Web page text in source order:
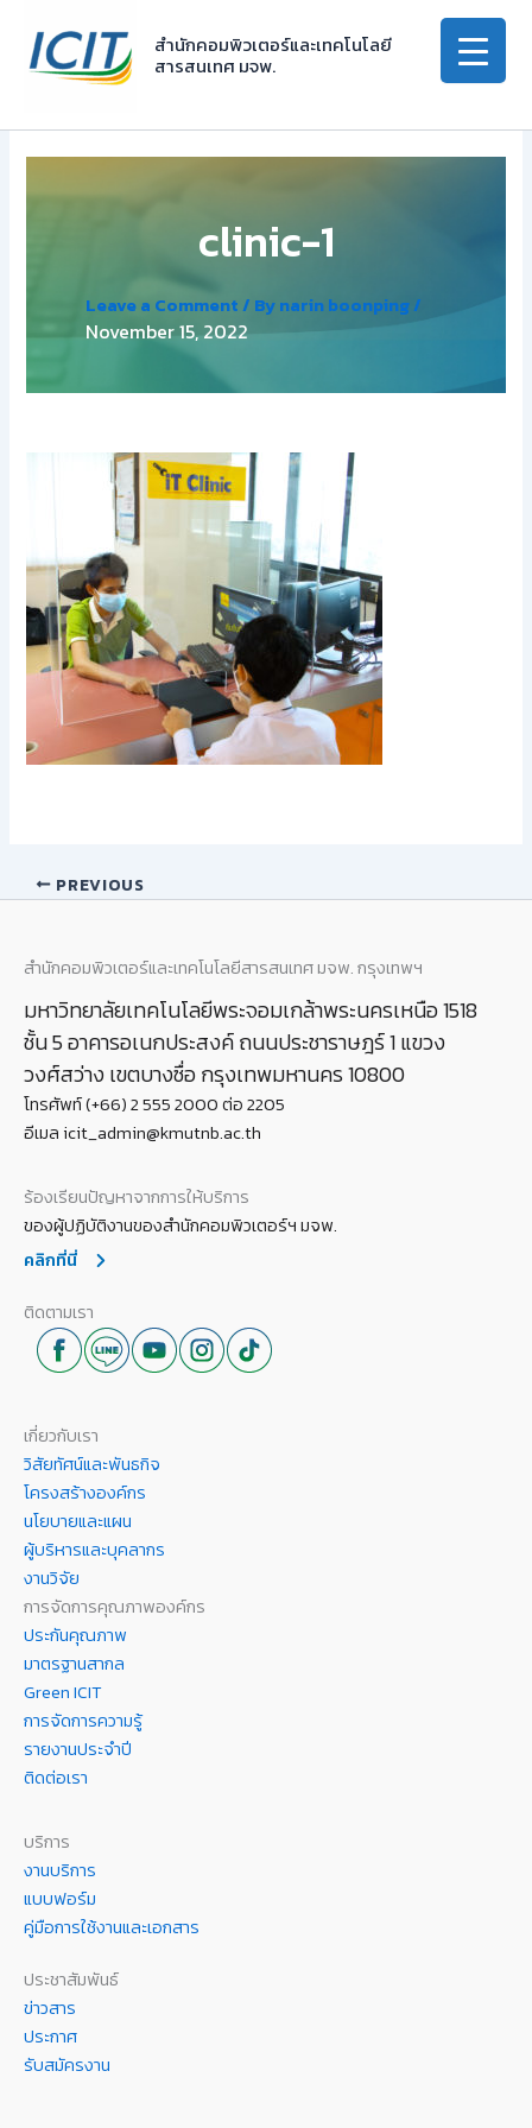
content
สำนักคอมพิวเตอร์และเทคโนโลยี
สารสนเทศ มจพ.
clinic-1
Leave a Comment / Bynarin boonping/
November 15, 2022
PREVIOUS
สำนักคอมพิวเตอร์และเทคโนโลยีสารสนเทศ มจพ. กรุงเทพฯ
มหาวิทยาลัยเทคโนโลยีพระจอมเกล้าพระนครเหนือ 1518
ชั้น 5 อาคารอเนกประสงค์ ถนนประชาราษฎร์ 1 แขวง
วงศ์สว่าง เขตบางซื่อ กรุงเทพมหานคร 10800
โทรศัพท์ (+66) 2 555 2000 ต่อ 2205
อีเมล icit_admin@kmutnb.ac.th
ร้องเรียนปัญหาจากการให้บริการ
ของผู้ปฏิบัติงานของสำนักคอมพิวเตอร์ฯ มจพ.
คลิกที่นี่
ติดตามเรา
เกี่ยวกับเรา
วิสัยทัศน์และพันธกิจ
โครงสร้างองค์กร
นโยบายและแผน
ผู้บริหารและบุคลากร
งานวิจัย
การจัดการคุณภาพองค์กร
ประกันคุณภาพ
มาตรฐานสากล
Green ICIT
การจัดการความรู้
รายงานประจำปี
ติดต่อเรา
บริการ
งานบริการ
แบบฟอร์ม
คู่มือการใช้งานและเอกสาร
ประชาสัมพันธ์
ข่าวสาร
ประกาศ
รับสมัครงาน